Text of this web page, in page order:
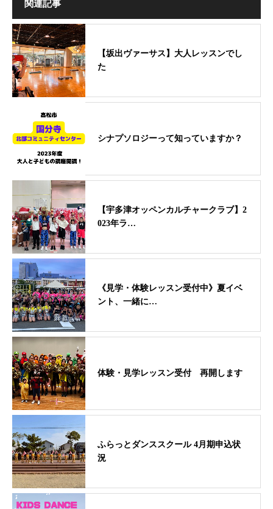
関連記事
【坂出ヴァーサス】大人レッスンでし
た
シナプソロジーって知っていますか？
【宇多津オッペンカルチャークラブ】2
023年ラ…
《見学・体験レッスン受付中》夏イベ
ント、一緒に…
体験・見学レッスン受付 再開します
ふらっとダンススクール 4月期申込状
況